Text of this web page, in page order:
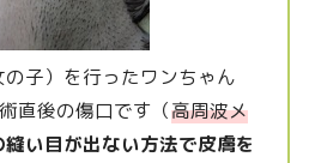
子）を行ったワンちゃん
直後の傷口です（高周波メ
い目が出ない方法で皮膚を